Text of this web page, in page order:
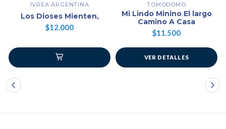
IVREA ARGENTINA
Los Dioses Mienten,
$12.000
TOMODOMO
Mi Lindo Minino El largo
Camino A Casa
$11.500
VER DETALLES